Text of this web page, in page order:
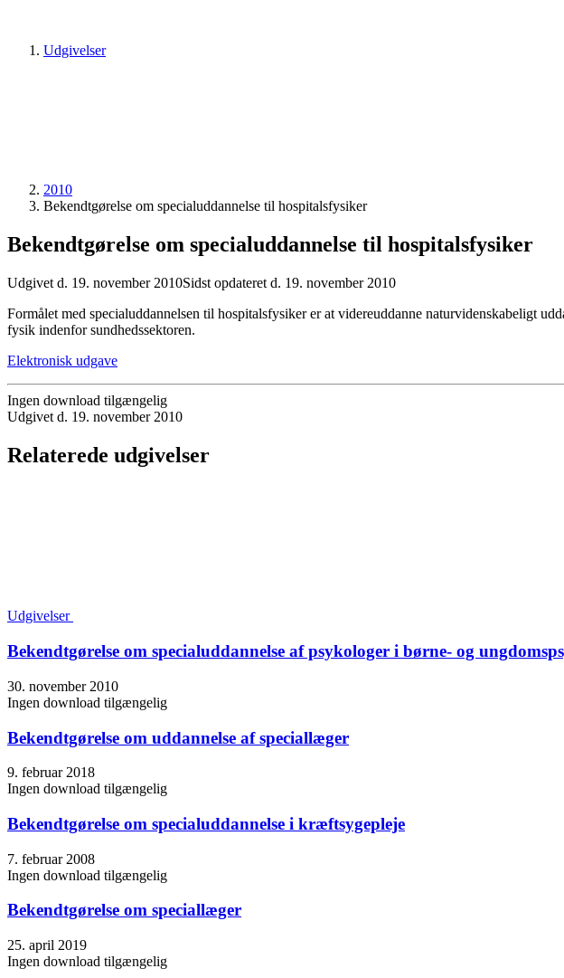
Udgivelser
2010
Bekendtgørelse om specialuddannelse til hospitalsfysiker
Bekendtgørelse om specialuddannelse til hospitalsfysiker
Udgivet d. 19. november 2010Sidst opdateret d. 19. november 2010
Formålet med specialuddannelsen til hospitalsfysiker er at videreuddanne naturvidenskabeligt
fysik indenfor sundhedssektoren.
Elektronisk udgave
Ingen download tilgængelig
Udgivet d. 19. november 2010
Relaterede udgivelser
Udgivelser
Bekendtgørelse om specialuddannelse af psykologer i børne- og
30. november 2010
Ingen download tilgængelig
Bekendtgørelse om uddannelse af speciallæger
9. februar 2018
Ingen download tilgængelig
Bekendtgørelse om specialuddannelse i kræftsygepleje
7. februar 2008
Ingen download tilgængelig
Bekendtgørelse om speciallæger
25. april 2019
Ingen download tilgængelig